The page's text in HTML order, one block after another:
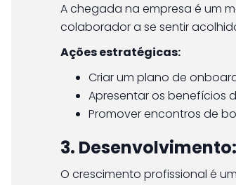
A chegada na empresa é um
colaborador a se sentir
Ações estratégicas:
Criar um plano de
Apresentar os benefícios
Promover encontros de
3.
O crescimento profissional é